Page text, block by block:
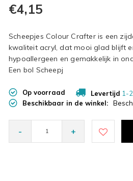
€4,15
Scheepjes Colour Crafter is een
kwaliteit acryl, dat mooi glad blijft
hypoallergeen en gemakkelijk in
Een bol Scheepj
Op voorraad Levertijd 1-
Beschikbaar in de winkel:
- +